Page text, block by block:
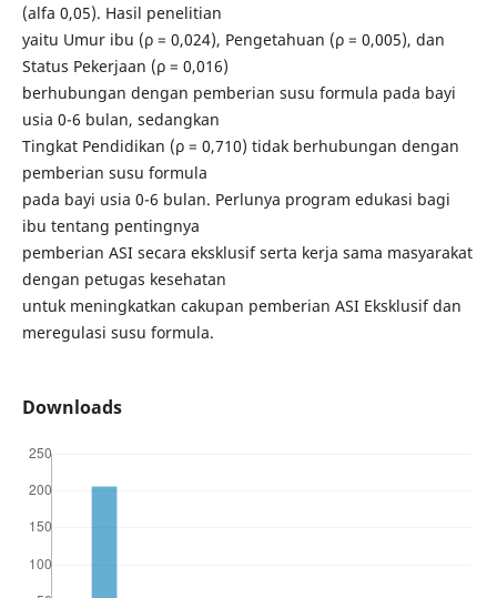
(alfa 0,05). Hasil penelitian
yaitu Umur ibu (ρ = 0,024), Pengetahuan (ρ = 0,005), dan
Status Pekerjaan (ρ = 0,016)
berhubungan dengan pemberian susu formula pada bayi
usia 0-6 bulan, sedangkan
Tingkat Pendidikan (ρ = 0,710) tidak berhubungan dengan
pemberian susu formula
pada bayi usia 0-6 bulan. Perlunya program edukasi bagi
ibu tentang pentingnya
pemberian ASI secara eksklusif serta kerja sama masyarakat
dengan petugas kesehatan
untuk meningkatkan cakupan pemberian ASI Eksklusif dan
meregulasi susu formula.
Downloads